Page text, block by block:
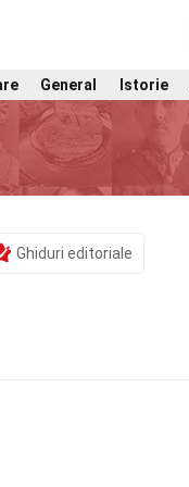
General Istorie
Ghiduri editoriale